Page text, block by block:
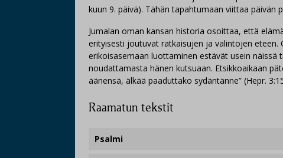
kuun 9. päivä). Tähän tapahtumaan viittaa päivän
Jumalan oman kansan historia osoittaa, että
erityisesti joutuvat ratkaisujen ja valintojen eteen.
erikoisasemaan luottaminen estävät usein näissä
noudattamasta hänen kutsuaan. Etsikkoaikaan
äänensä, älkää paaduttako sydäntänne” (Hepr.
Raamatun tekstit
Psalmi